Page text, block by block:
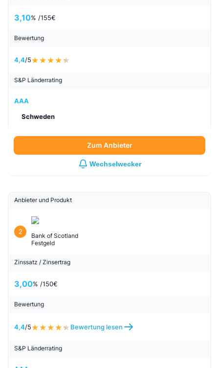
3,10% /155€
Bewertung
4,4/5
S&P Länderrating
AAA
Schweden
Zum Anbieter
Wechselwecker
Anbieter und Produkt
2
Bank of Scotland
Festgeld
Zinssatz / Zinsertrag
3,00% /150€
Bewertung
4,4/5 Bewertung lesen
S&P Länderrating